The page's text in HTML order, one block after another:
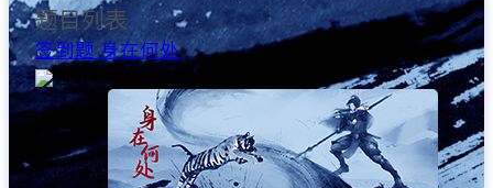
2.1 基本原则
1）根据防守题被破解的次数和时间，计算防守题的难度
分，进而得到防守方得分。
2）根据攻击方破解的题目的难度分和破解时间，计算攻
击方得分。
3）防守题难度分是根据攻击方提交flag的情况而更新
题目列表
签到题 身在何处
已结束